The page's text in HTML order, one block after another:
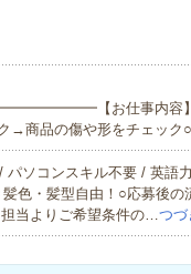
【お仕事内容】＊仕
→商品の傷や形をチェッ
ソコンスキル不要 / 英語
色・髪型自由！○応募後
当よりご希望条件の…つづ